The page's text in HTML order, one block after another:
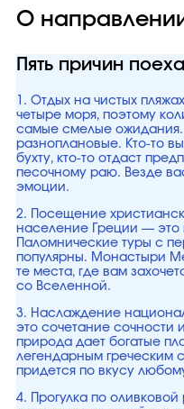
О
Пять причин
1. Отдых на чистых
четыре моря, поэтому
самые смелые ожидания.
разноплановые. Кто-то
бухту, кто-то отдаст
песочному раю. Везде
эмоции.
2. Посещение
население Греции — это
Паломнические туры с
популярны. Монастыри
те места, где вам
со Вселенной.
3. Наслаждение
это сочетание сочности
природа дает богатые
легендарным греческим
придется по вкусу
4. Прогулка по